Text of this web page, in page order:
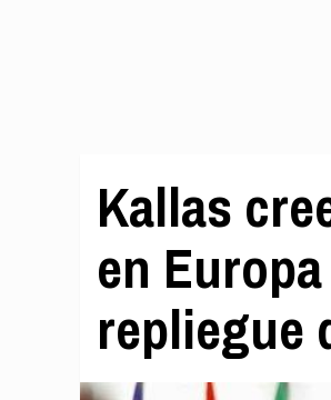
Kallas
en
repliegue